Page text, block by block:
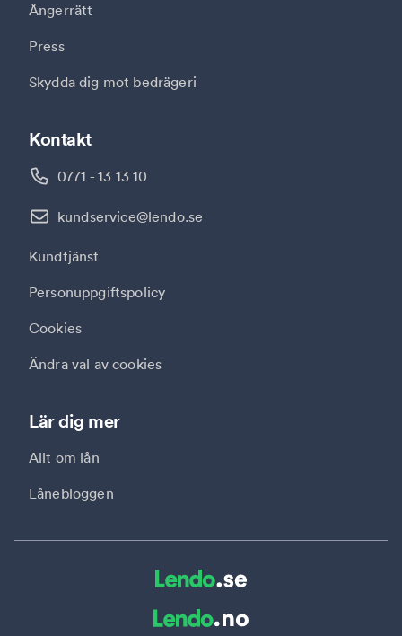
Lär dig mer
Allt om lån
Lånebloggen
Kontakt
0771 - 13 13 10
kundservice@lendo.se
Kundtjänst
Personuppgiftspolicy
Cookies
Ändra val av cookies
Ångerrätt
Press
Skydda dig mot bedrägeri